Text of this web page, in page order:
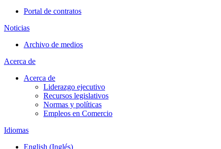
Portal de contratos
Noticias
Archivo de medios
Acerca de
Acerca de
Liderazgo ejecutivo
Recursos legislativos
Normas y políticas
Empleos en Comercio
Idiomas
English (Inglés)